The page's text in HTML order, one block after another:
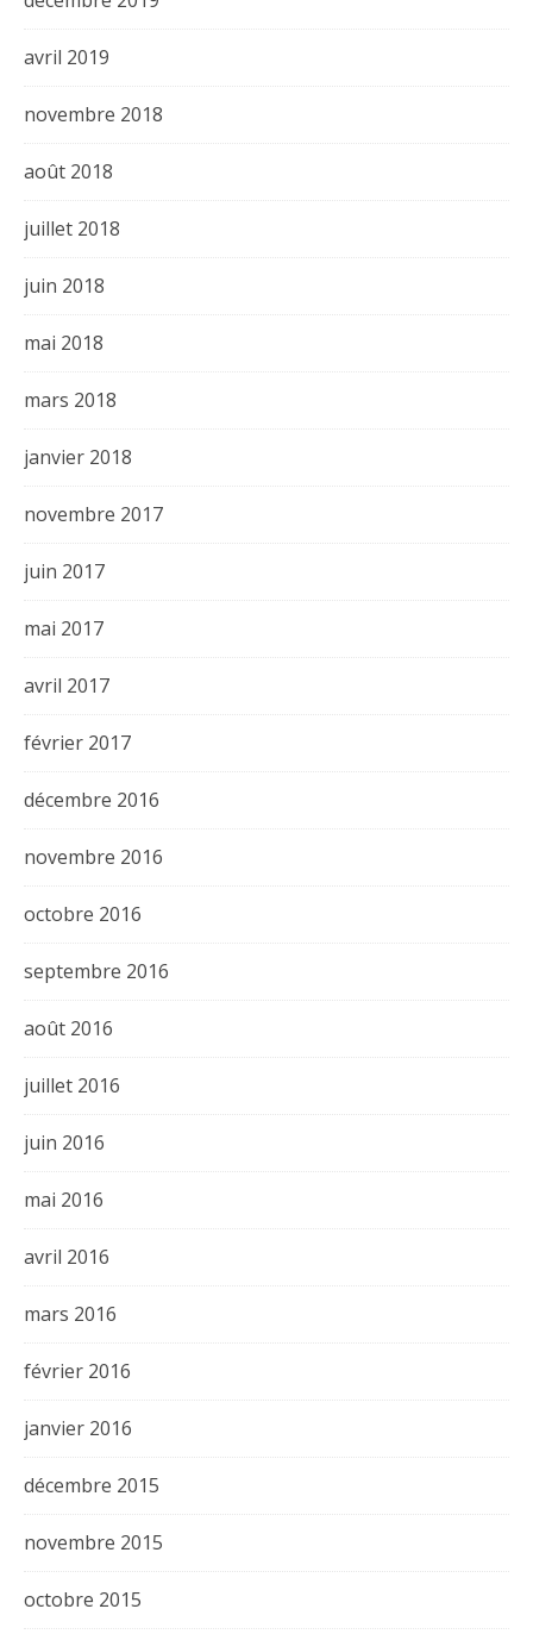
avril 2019
novembre 2018
août 2018
juillet 2018
juin 2018
mai 2018
mars 2018
janvier 2018
novembre 2017
juin 2017
mai 2017
avril 2017
février 2017
décembre 2016
novembre 2016
octobre 2016
septembre 2016
août 2016
juillet 2016
juin 2016
mai 2016
avril 2016
mars 2016
février 2016
janvier 2016
décembre 2015
novembre 2015
octobre 2015